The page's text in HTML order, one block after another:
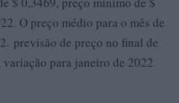
O preço médio para o mês de
previsão de preço no final de
para janeiro de 2022